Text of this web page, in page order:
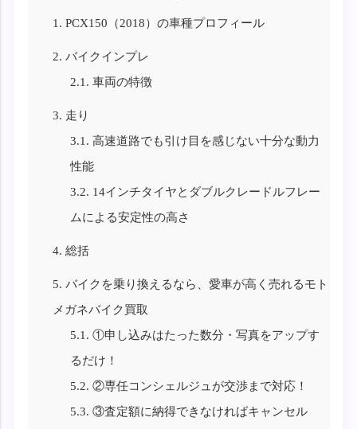
1. PCX150（2018）の車種プロフィール
2. バイクインプレ
2.1. 車両の特徴
3. 走り
3.1. 高速道路でも引け目を感じない十分な動力
性能
3.2. 14インチタイヤとダブルクレードルフレー
ムによる安定性の高さ
4. 総括
5. バイクを乗り換えるなら、愛車が高く売れるモト
メガネバイク買取
5.1. ①申し込みはたった数分・写真をアップす
るだけ！
5.2. ②専任コンシェルジュが交渉まで対応！
5.3. ③査定額に納得できなければキャンセル